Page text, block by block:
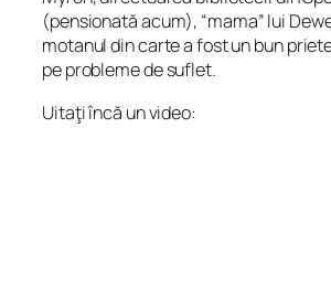
(pensionată acum), “mama” lui
motanul din carte a fost un bun
pe probleme de suflet.
Uitaţi încă un video: